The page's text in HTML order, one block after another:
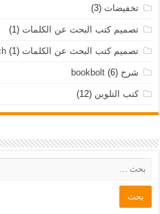
تخفيضات (3)
تصميم كتب البحث عن الكلمات (1)
تصميم كتب البحث عن الكلمات Wordsearch(1)
شرح bookbolt(6)
كتب التلوين (12)